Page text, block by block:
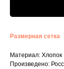
Размерная сетка
Материал: Хлопок
Произведено: